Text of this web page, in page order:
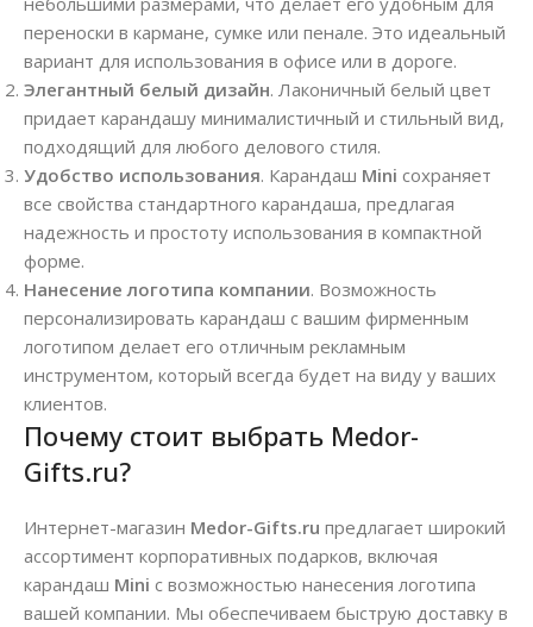
переноски в кармане, сумке или пенале. Это идеальный
вариант для использования в офисе или в дороге.
Элегантный белый дизайн. Лаконичный белый цвет
придает карандашу минималистичный и стильный вид,
подходящий для любого делового стиля.
Удобство использования. Карандаш Mini сохраняет
все свойства стандартного карандаша, предлагая
надежность и простоту использования в компактной
форме.
Нанесение логотипа компании. Возможность
персонализировать карандаш с вашим фирменным
логотипом делает его отличным рекламным
инструментом, который всегда будет на виду у ваших
клиентов.
Почему стоит выбрать Medor-
Gifts.ru?
Интернет-магазин Medor-Gifts.ru предлагает широкий
ассортимент корпоративных подарков, включая
карандаш Mini с возможностью нанесения логотипа
вашей компании. Мы обеспечиваем быструю доставку в